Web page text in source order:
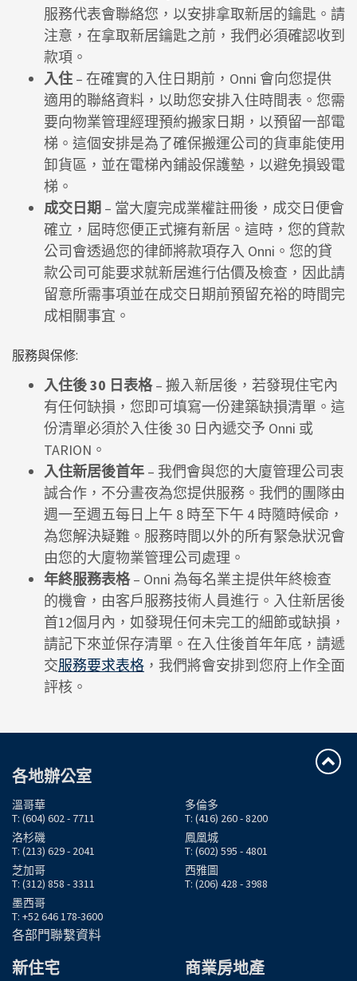
服務代表會聯絡您，以安排拿取新居的鑰匙。請
注意，在拿取新居鑰匙之前，我們必須確認收到
款項。
入住 – 在確實的入住日期前，Onni 會向您提供
適用的聯絡資料，以助您安排入住時間表。您需
要向物業管理經理預約搬家日期，以預留一部電
梯。這個安排是為了確保搬運公司的貨車能使用
卸貨區，並在電梯內鋪設保護墊，以避免損毀電
梯。
成交日期 – 當大廈完成業權註冊後，成交日便會
確立，屆時您便正式擁有新居。這時，您的貸款
公司會透過您的律師將款項存入 Onni。您的貸
款公司可能要求就新居進行估價及檢查，因此請
留意所需事項並在成交日期前預留充裕的時間完
成相關事宜。
服務與保修:
入住後 30 日表格– 搬入新居後，若發現住宅內
有任何缺損，您即可填寫一份建築缺損清單。這
份清單必須於入住後 30 日內遞交予 Onni 或
TARION。
入住新居後首年 – 我們會與您的大廈管理公司衷
誠合作，不分晝夜為您提供服務。我們的團隊由
週一至週五每日上午 8 時至下午 4 時隨時候命，
為您解決疑難。服務時間以外的所有緊急狀況會
由您的大廈物業管理公司處理。
年終服務表格– Onni 為每名業主提供年終檢查
的機會，由客戶服務技術人員進行。入住新居後
首12個月內，如發現任何未完工的細節或缺損，
請記下來並保存清單。在入住後首年年底，請遞
交服務要求表格 ，我們將會安排到您府上作全面
評核。
各地辦公室
溫哥華
T: (604) 602 - 7711
多倫多
T: (416) 260 - 8200
洛杉磯
T: (213) 629 - 2041
鳳凰城
T: (602) 595 - 4801
芝加哥
T: (312) 858 - 3311
西雅圖
T: (206) 428 - 3988
墨西哥
T: +52 646 178-3600
各部門聯繫資料
新住宅 商業房地產